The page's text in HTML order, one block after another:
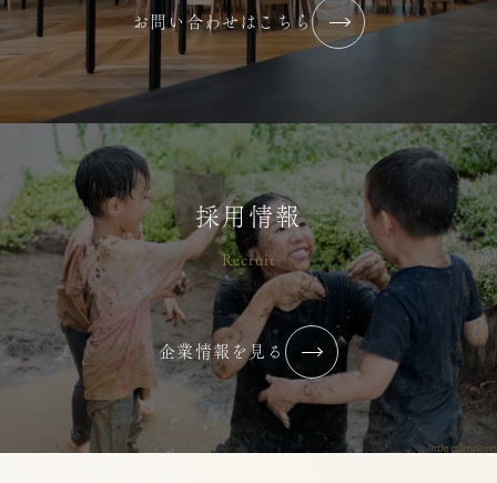
保育ナビ【2020年6月号】
2021/02/18
保育ナビ【2019年12月号】
2021/02/18 メディア掲載
お問い合わせはこちら
採用情報
Recruit
企業情報を見る